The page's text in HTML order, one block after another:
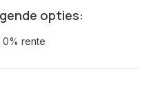
opties:
0% rente